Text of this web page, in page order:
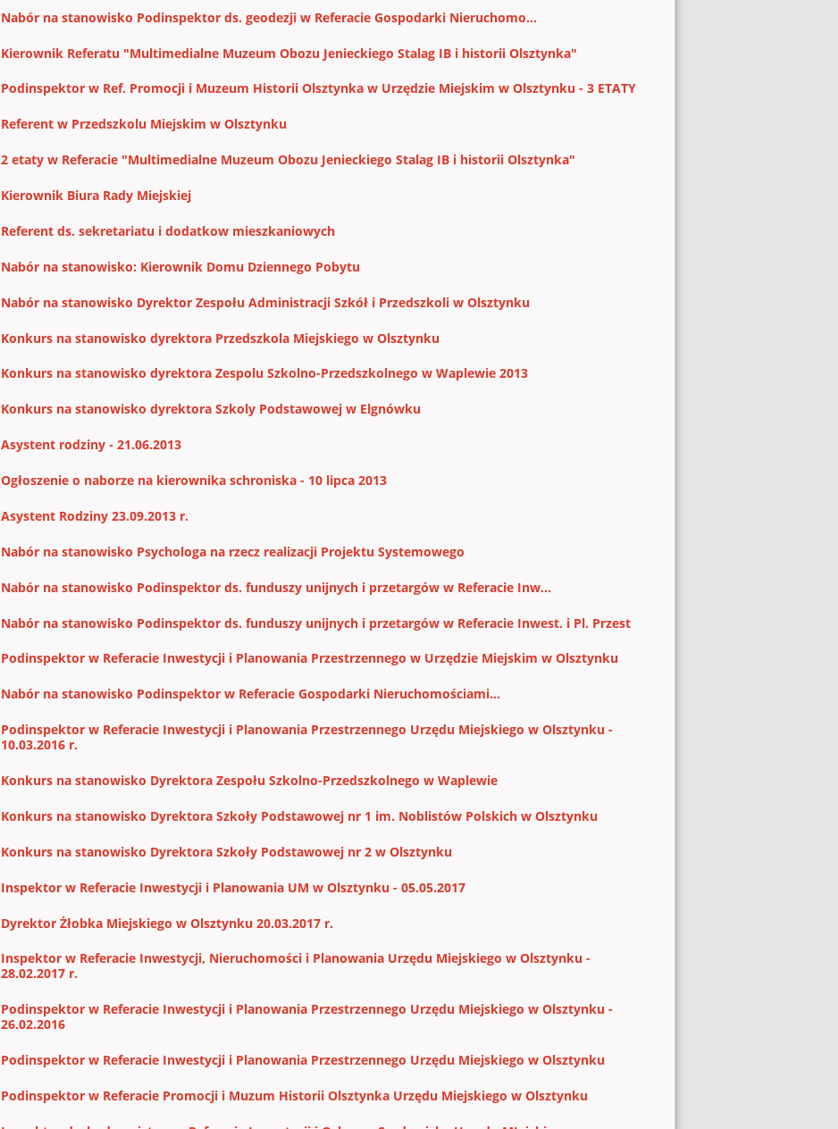
Nabór na stanowisko Podinspektor ds. geodezji w Referacie Gospodarki Nieruchomo...
Kierownik Referatu "Multimedialne Muzeum Obozu Jenieckiego Stalag IB i historii Olsztynka"
Podinspektor w Ref. Promocji i Muzeum Historii Olsztynka w Urzędzie Miejskim w Olsztynku - 3 ETATY
Referent w Przedszkolu Miejskim w Olsztynku
2 etaty w Referacie "Multimedialne Muzeum Obozu Jenieckiego Stalag IB i historii Olsztynka"
Kierownik Biura Rady Miejskiej
Referent ds. sekretariatu i dodatkow mieszkaniowych
Nabór na stanowisko: Kierownik Domu Dziennego Pobytu
Nabór na stanowisko Dyrektor Zespołu Administracji Szkół i Przedszkoli w Olsztynku
Konkurs na stanowisko dyrektora Przedszkola Miejskiego w Olsztynku
Konkurs na stanowisko dyrektora Zespolu Szkolno-Przedszkolnego w Waplewie 2013
Konkurs na stanowisko dyrektora Szkoly Podstawowej w Elgnówku
Asystent rodziny - 21.06.2013
Ogłoszenie o naborze na kierownika schroniska - 10 lipca 2013
Asystent Rodziny 23.09.2013 r.
Nabór na stanowisko Psychologa na rzecz realizacji Projektu Systemowego
Nabór na stanowisko Podinspektor ds. funduszy unijnych i przetargów w Referacie Inw...
Nabór na stanowisko Podinspektor ds. funduszy unijnych i przetargów w Referacie Inwest. i Pl. Przest
Podinspektor w Referacie Inwestycji i Planowania Przestrzennego w Urzędzie Miejskim w Olsztynku
Nabór na stanowisko Podinspektor w Referacie Gospodarki Nieruchomościami...
Podinspektor w Referacie Inwestycji i Planowania Przestrzennego Urzędu Miejskiego w Olsztynku -
10.03.2016 r.
Konkurs na stanowisko Dyrektora Zespołu Szkolno-Przedszkolnego w Waplewie
Konkurs na stanowisko Dyrektora Szkoły Podstawowej nr 1 im. Noblistów Polskich w Olsztynku
Konkurs na stanowisko Dyrektora Szkoły Podstawowej nr 2 w Olsztynku
Inspektor w Referacie Inwestycji i Planowania UM w Olsztynku - 05.05.2017
Dyrektor Żłobka Miejskiego w Olsztynku 20.03.2017 r.
Inspektor w Referacie Inwestycji, Nieruchomości i Planowania Urzędu Miejskiego w Olsztynku -
28.02.2017 r.
Podinspektor w Referacie Inwestycji i Planowania Przestrzennego Urzędu Miejskiego w Olsztynku -
26.02.2016
Podinspektor w Referacie Inwestycji i Planowania Przestrzennego Urzędu Miejskiego w Olsztynku
Podinspektor w Referacie Promocji i Muzum Historii Olsztynka Urzędu Miejskiego w Olsztynku